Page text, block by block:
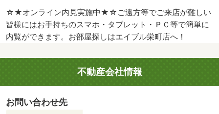
☆★オンライン内見実施中★☆ご遠方等でご来店が難しい
皆様にはお手持ちのスマホ・タブレット・ＰＣ等で簡単に
内覧ができます。お部屋探しはエイブル栄町店へ！
不動産会社情報
お問い合わせ先